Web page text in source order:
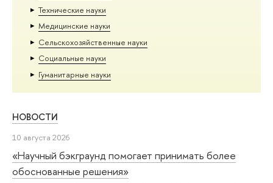
Тех­ничес­кие науки
Медицинские науки
Сельскохозяйственные науки
Социальные науки
Гуманитарные науки
НОВОСТИ
10 августа 2026
«Научный бэкграунд помогает принимать более
обоснованные решения»